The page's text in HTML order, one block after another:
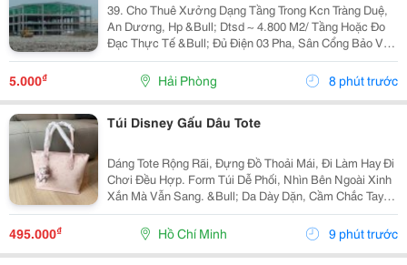
39. Cho Thuê Xưởng Dạng Tầng Trong Kcn Tràng Duệ,
An Dương, Hp &Bull; Dtsd ~ 4.800 M2/ Tầng Hoặc Đo
Đạc Thực Tế &Bull; Đủ Điện 03 Pha, Sân Cổng Bảo Vệ,
Pccc Tự Động, Mới 100% &Bull; Giá Chào Thuê 5.25
Usd/ M2/ Tháng
5.000₫ Hải Phòng 8 phút trước
Túi Disney Gấu Dâu Tote
Dáng Tote Rộng Rãi, Đựng Đồ Thoải Mái, Đi Làm Hay Đi
Chơi Đều Hợp. Form Túi Dễ Phối, Nhìn Bên Ngoài Xinh
Xắn Mà Vẫn Sang. &Bull; Da Dày Dặn, Cầm Chắc Tay
&Bull; Hoạ Tiết Dập Nổi Sắc Nét, Nhìn Rất Đẹp &Bull;
Kèm Keychain Gấu Cực Xinh &Bull; Full Box...
495.000₫ Hồ Chí Minh 9 phút trước